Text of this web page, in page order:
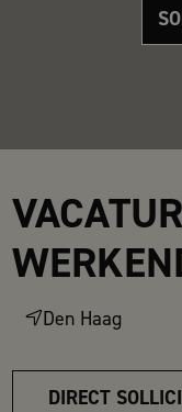
Den Haag
DIRECT